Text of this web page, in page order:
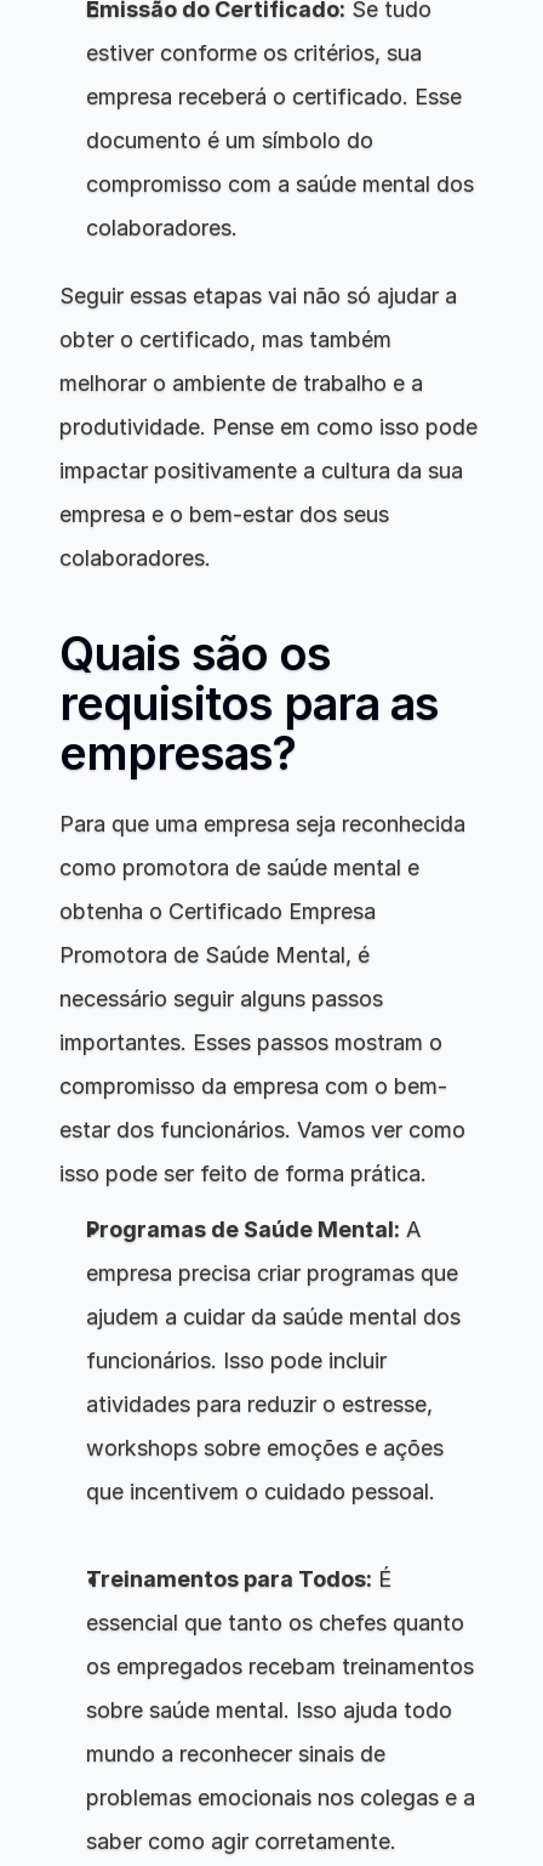
Emissão do Certificado: Se tudo
estiver conforme os critérios, sua
empresa receberá o certificado. Esse
documento é um símbolo do
compromisso com a saúde mental dos
colaboradores.
Seguir essas etapas vai não só ajudar a
obter o certificado, mas também
melhorar o ambiente de trabalho e a
produtividade. Pense em como isso pode
impactar positivamente a cultura da sua
empresa e o bem-estar dos seus
colaboradores.
Quais são os
requisitos para as
empresas?
Para que uma empresa seja reconhecida
como promotora de saúde mental e
obtenha o Certificado Empresa
Promotora de Saúde Mental, é
necessário seguir alguns passos
importantes. Esses passos mostram o
compromisso da empresa com o bem-
estar dos funcionários. Vamos ver como
isso pode ser feito de forma prática.
Programas de Saúde Mental: A
empresa precisa criar programas que
ajudem a cuidar da saúde mental dos
funcionários. Isso pode incluir
atividades para reduzir o estresse,
workshops sobre emoções e ações
que incentivem o cuidado pessoal.
Treinamentos para Todos: É
essencial que tanto os chefes quanto
os empregados recebam treinamentos
sobre saúde mental. Isso ajuda todo
mundo a reconhecer sinais de
problemas emocionais nos colegas e a
saber como agir corretamente.